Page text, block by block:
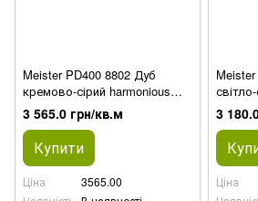
Meister PD400 8802 Дуб
кремово-сірий harmonious
паркетна дошка Residence
3 565.0 грн/кв.м
Купити
Ціна
3565.00
дошка
3
Ціна